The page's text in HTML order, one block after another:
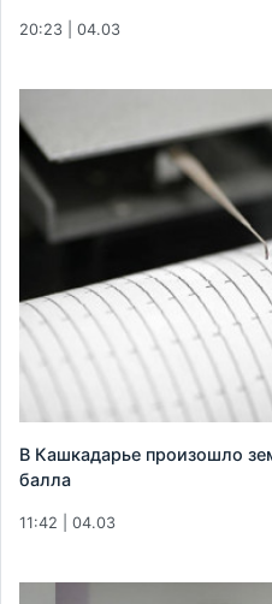
20:23 | 04.03
В Кашкадарье произошло
балла
11:42 | 04.03